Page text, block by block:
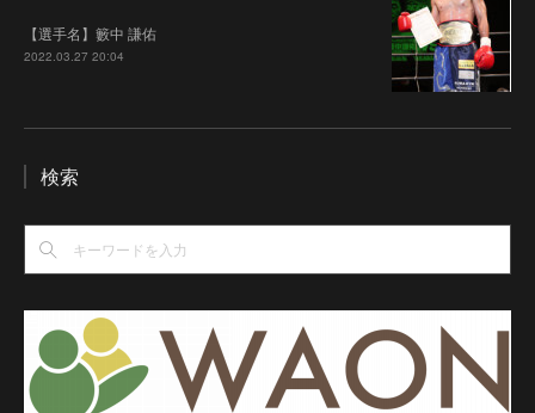
【選手名】籔中 謙佑
2022.03.27 20:04
検索